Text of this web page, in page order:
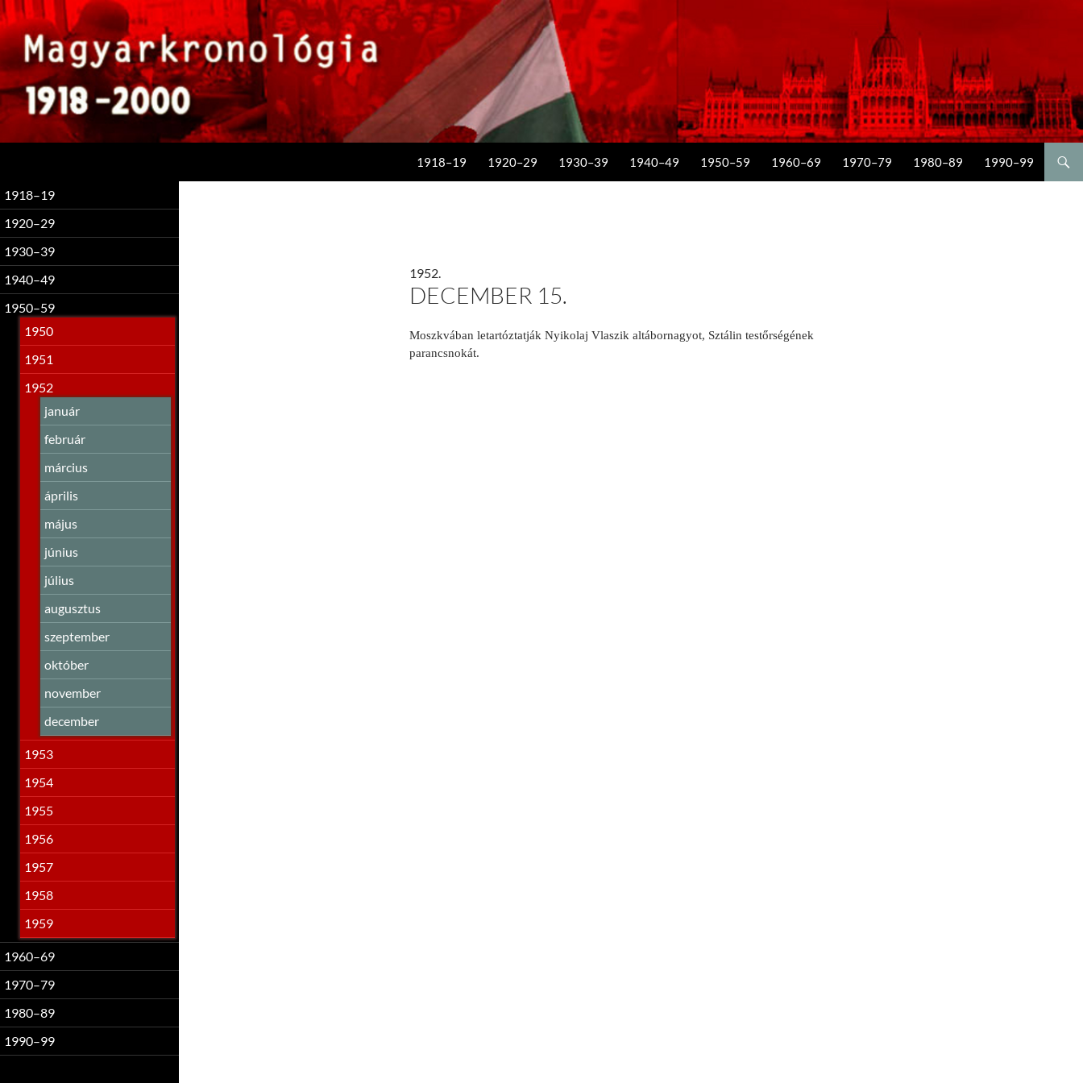
1918–19 1920–29 1930–39 1940–49 1950–59 1960–69 1970–79 1980–89 1990–99
1952.
DECEMBER 15.
Moszkvában letartóztatják Nyikolaj Vlaszik altábornagyot, Sztálin testőrségének
parancsnokát.
1918–19
1920–29
1930–39
1940–49
1950–59
1950
1951
1952
január
február
március
április
május
június
július
augusztus
szeptember
október
november
december
1953
1954
1955
1956
1957
1958
1959
1960–69
1970–79
1980–89
1990–99